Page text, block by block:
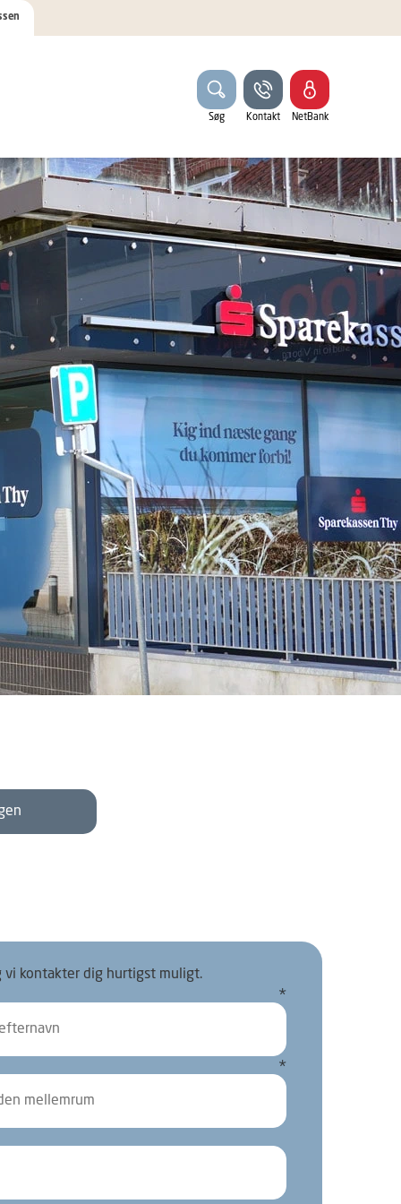
Søg Kontakt NetBank
vi kontakter dig hurtigst muligt.